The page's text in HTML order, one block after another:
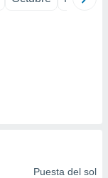
Puesta del sol